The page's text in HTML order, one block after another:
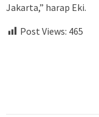
Jakarta,” harap Eki.
Post Views: 465